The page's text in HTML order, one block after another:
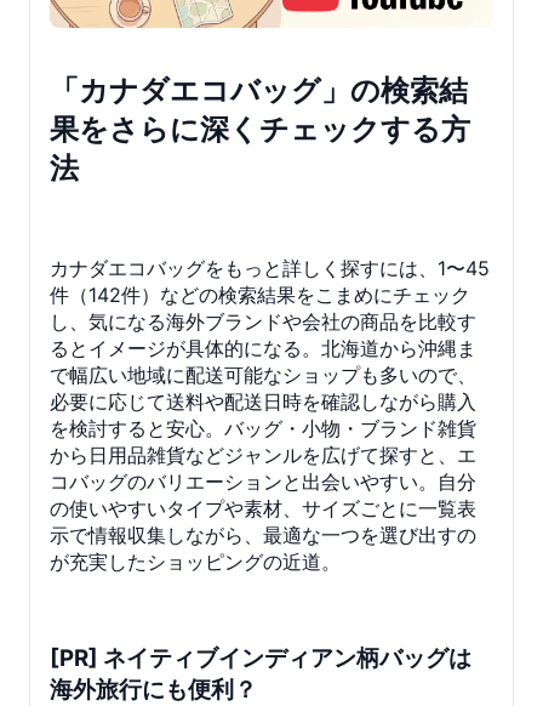
「カナダエコバッグ」の検索結
果をさらに深くチェックする方
法
カナダエコバッグをもっと詳しく探すには、1〜45
件（142件）などの検索結果をこまめにチェック
し、気になる海外ブランドや会社の商品を比較す
るとイメージが具体的になる。北海道から沖縄ま
で幅広い地域に配送可能なショップも多いので、
必要に応じて送料や配送日時を確認しながら購入
を検討すると安心。バッグ・小物・ブランド雑貨
から日用品雑貨などジャンルを広げて探すと、エ
コバッグのバリエーションと出会いやすい。自分
の使いやすいタイプや素材、サイズごとに一覧表
示で情報収集しながら、最適な一つを選び出すの
が充実したショッピングの近道。
[PR] ネイティブインディアン柄バッグは
海外旅行にも便利？